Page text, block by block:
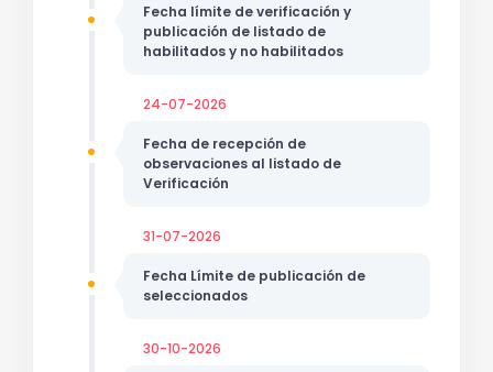
Fecha límite de verificación y
publicación de listado de
habilitados y no habilitados
24-07-2026
Fecha de recepción de
observaciones al listado de
Verificación
31-07-2026
Fecha Límite de publicación de
seleccionados
30-10-2026